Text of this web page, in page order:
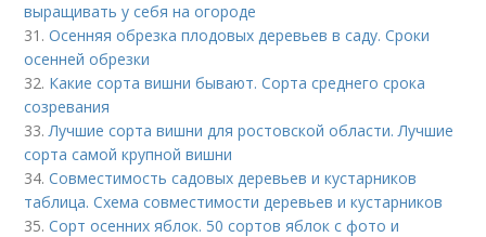
выращивать у себя на огороде
31.Осенняя обрезка плодовых деревьев в саду. Сроки
осенней обрезки
32. Какие сорта вишни бывают. Сорта среднего срока
созревания
33.Лучшие сорта вишни для ростовской области. Лучшие
сорта самой крупной вишни
34.Совместимость садовых деревьев и кустарников
таблица. Схема совместимости деревьев и кустарников
35.Сорт осенних яблок. 50 сортов яблок с фото и